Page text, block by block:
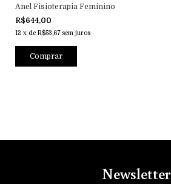
Anel Fisioterapia Feminino
R$644,00
12 x de R$53,67 sem juros
Comprar
Newsletter